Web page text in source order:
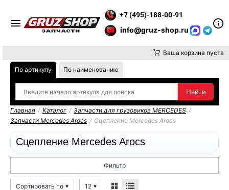
+7 (495)-188-00-91
info@gruz-shop.ru
Ваша корзина пуста
По артикулу По наименованию
Главная / Каталог / Запчасти для грузовиков MERCEDES /
Запчасти Mercedes Arocs / Сцепление Mercedes Arocs
Сцепление Mercedes Arocs
Фильтр
Сортировать по 12